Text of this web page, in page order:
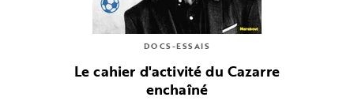
DOCS-ESSAIS
Le cahier d'activité du Cazarre
enchaîné